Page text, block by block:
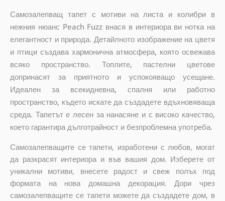
Самозалепващ тапет с мотиви на листа и колибри в
нежния нюанс Peach Fuzz внася в интериора ви нотка на
елегантност и природа. Детайлното изображение на цветя
и птици създава хармонична атмосфера, която освежава
всяко пространство. Топлите, пастелни цветове
допринасят за приятното и успокояващо усещане.
Идеален за всекидневна, спалня или работно
пространство, където искате да създадете вдъхновяваща
среда. Тапетът е лесен за нанасяне и с високо качество,
което гарантира дълготрайност и безпроблемна употреба.
Самозалепващите се тапети, изработени с любов, могат
да разкрасят интериора и във вашия дом. Изберете от
уникални мотиви, внесете радост и свеж полъх под
формата на нова домашна декорация. Дори чрез
самозалепващите се тапети можете да създадете дом, в